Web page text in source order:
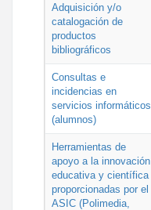
Adquisición y/o
catalogación de
productos
bibliográficos
Consultas e
incidencias en
servicios informáticos
(alumnos)
Herramientas de
apoyo a la innovación
educativa y científica
proporcionadas por el
ASIC (Polimedia,